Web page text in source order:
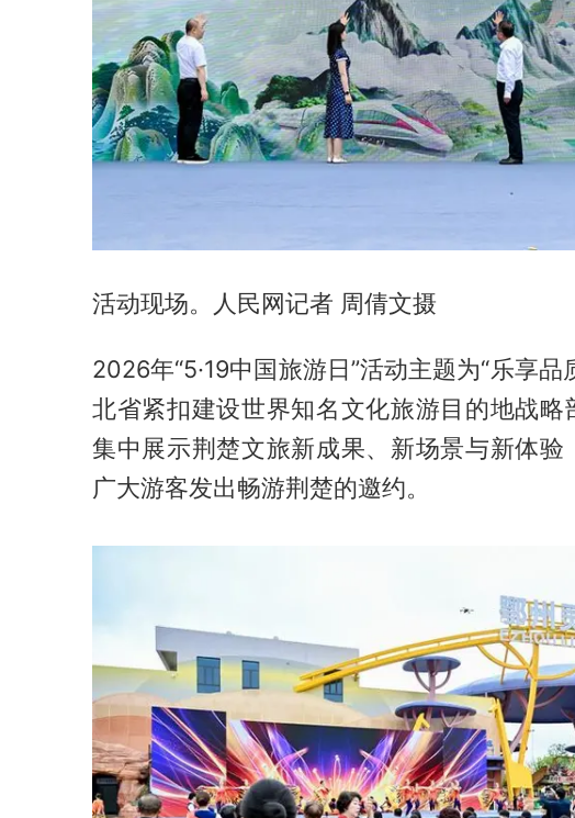
活动现场。人民网记者 周倩文摄
2026年“5·19中国旅游日”活动主题为“乐享
北省紧扣建设世界知名文化旅游目的地战略
集中展示荆楚文旅新成果、新场景与新体验
广大游客发出畅游荆楚的邀约。